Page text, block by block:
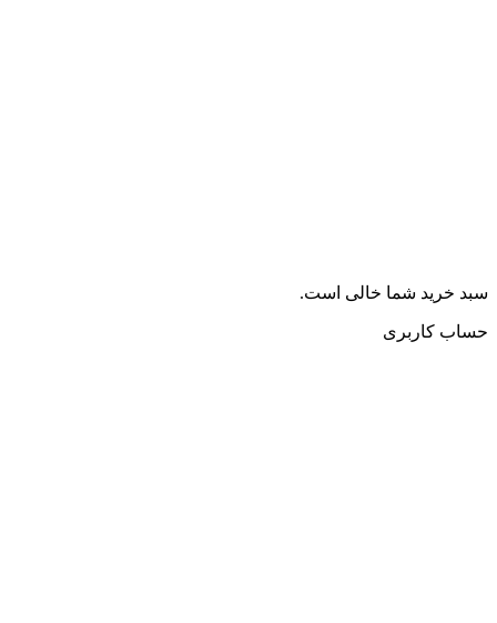
سبد خرید شما خالی است.
حساب کاربری